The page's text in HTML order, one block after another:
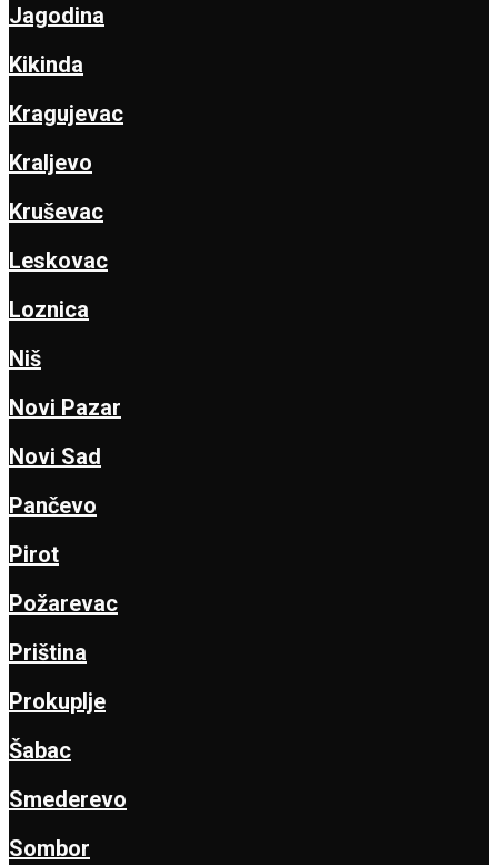
Jagodina
Kikinda
Kragujevac
Kraljevo
Kruševac
Leskovac
Loznica
Niš
Novi Pazar
Novi Sad
Pančevo
Pirot
Požarevac
Priština
Prokuplje
Šabac
Smederevo
Sombor